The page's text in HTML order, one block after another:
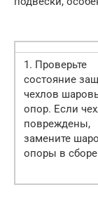
1. Проверьте
состояние
чехлов
опор. Если
повреждены,
замените
опоры в